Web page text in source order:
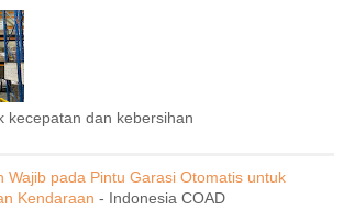
kecepatan dan kebersihan
Wajib pada Pintu Garasi Otomatis untuk
Kendaraan - Indonesia COAD